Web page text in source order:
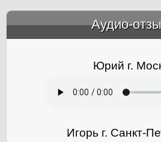
Аудио-
Юрий г.
Игорь г. Санкт-